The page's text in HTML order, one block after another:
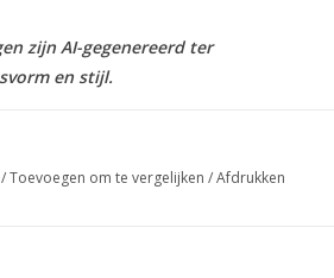
zijn AI-gegenereerd ter
en stijl.
/Toevoegen om te vergelijken /Afdrukken